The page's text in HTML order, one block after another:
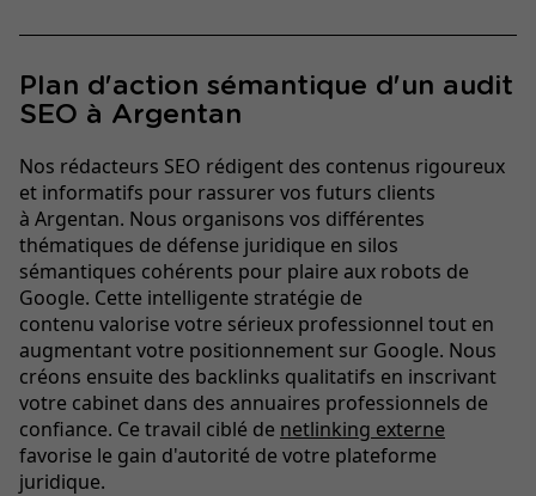
Plan d'action sémantique d'un audit
SEO à Argentan
Nos rédacteurs SEO rédigent des contenus rigoureux
et informatifs pour rassurer vos futurs clients
à Argentan. Nous organisons vos différentes
thématiques de défense juridique en silos
sémantiques cohérents pour plaire aux robots de
Google. Cette intelligente stratégie de
contenu valorise votre sérieux professionnel tout en
augmentant votre positionnement sur Google. Nous
créons ensuite des backlinks qualitatifs en inscrivant
votre cabinet dans des annuaires professionnels de
confiance. Ce travail ciblé de netlinking externe
favorise le gain d'autorité de votre plateforme
juridique.